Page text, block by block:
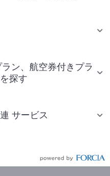
ン、航空券付きプラ
探す
サービス